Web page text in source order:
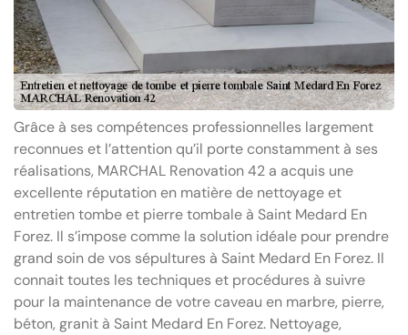
Grâce à ses compétences professionnelles largement
reconnues et l’attention qu’il porte constamment à ses
réalisations, MARCHAL Renovation 42 a acquis une
excellente réputation en matière de nettoyage et
entretien tombe et pierre tombale à Saint Medard En
Forez. Il s’impose comme la solution idéale pour prendre
grand soin de vos sépultures à Saint Medard En Forez. Il
connait toutes les techniques et procédures à suivre
pour la maintenance de votre caveau en marbre, pierre,
béton, granit à Saint Medard En Forez. Nettoyage,